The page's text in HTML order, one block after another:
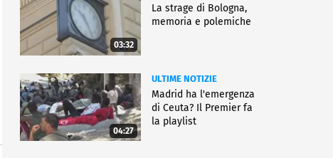
03:32
La strage di Bologna,
memoria e polemiche
04:27
ULTIME NOTIZIE
Madrid ha l'emergenza
di Ceuta? Il Premier fa
la playlist